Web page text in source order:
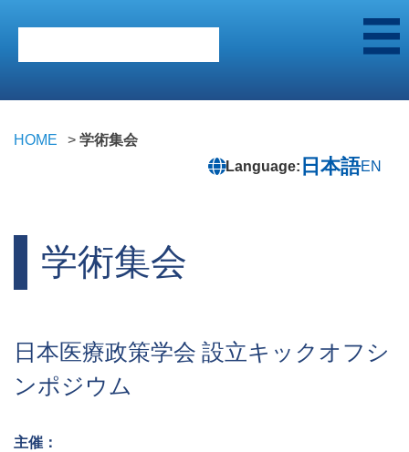
HOME
学術集会
Language: 日本語EN
学術集会
日本医療政策学会 設立キックオフシ
ンポジウム
主催：